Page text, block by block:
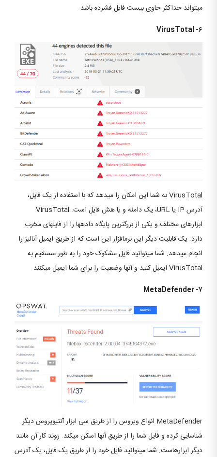
می‎تواند حداکثر حاوی بیست فایل فشرده باشد.
۶- VirusTotal
VirusTotal به شما این امکان را می‎دهد که با استفاده از یک فایل،
آدرس IP یا URL، یک دامنه و یا هش فایل است. VirusTotal
ابزارهای مختلف و یکی از بزرگ‎ترین پایگاه داده‎ها را از فایل‎های مخرب
دارد. یک قابلیت دیگر این نرم‎افزار این است که از طریق ایمیل آنالیز را
انجام می‎دهد. شما می‏توانید فایل مشکوک خود را به طور مستقیم به
VirusTotal ایمیل کنید و آن‎ها وضعیت را برای شما ایمیل می‎کنند.
۷- MetaDefender
MetaDefender انواع ویروس را از طریق سی ابزار آنتی‎ویروس دیگر
شناسایی کرده و فایل شما را از طریق آن‎ها اسکن می‎کند. روند کار آن مانند
دیگر ابزارهاست. شما می‏توانید فایل خود را از طریق یک فایل، یک آدرس